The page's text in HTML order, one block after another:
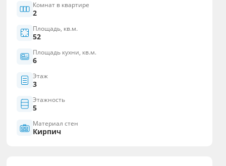
Комнат в квартире
2
Площадь, кв.м.
52
Площадь кухни, кв.м.
6
Этаж
3
Этажность
5
Материал стен
Кирпич